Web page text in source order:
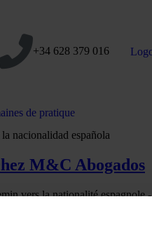
+34 628 379 016
de pratique
M&C Abogados
vers la nationalité
experte en droit de